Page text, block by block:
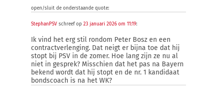
open/sluit de onderstaande quote:
StephanPSV schreef op 23 januari 2026 om 11:19:
Ik vind het erg stil rondom Peter Bosz en een
contractverlenging. Dat neigt er bijna toe dat hij
stopt bij PSV in de zomer. Hoe lang zijn ze nu al
niet in gesprek? Misschien dat het pas na Bayern
bekend wordt dat hij stopt en de nr. 1 kandidaat
bondscoach is na het WK?